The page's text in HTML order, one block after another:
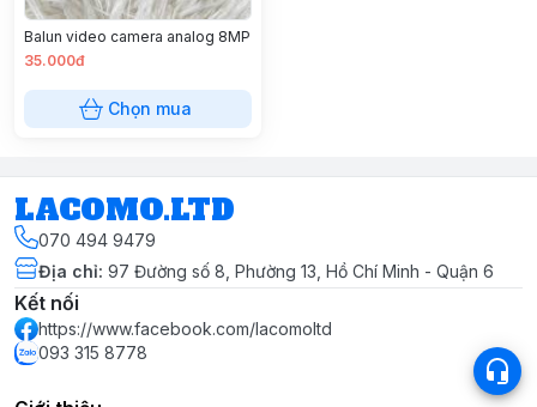
Balun video camera analog 8MP
35.000đ
Chọn mua
LACOMO.LTD
070 494 9479
Địa chỉ: 97 Đường số 8, Phường 13, Hồ Chí Minh - Quận 6
Kết nối
https://www.facebook.com/lacomoltd
093 315 8778